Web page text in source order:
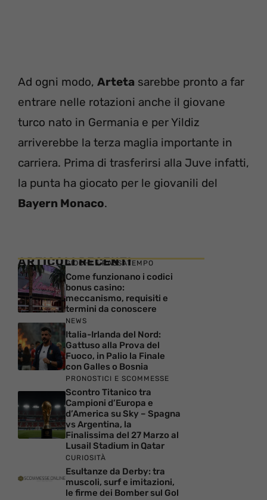
Ad ogni modo, Arteta sarebbe pronto a far
entrare nelle rotazioni anche il giovane
turco nato in Germania e per Yildiz
arriverebbe la terza maglia importante in
carriera. Prima di trasferirsi alla Juve infatti,
la punta ha giocato per le giovanili del
Bayern Monaco.
ARTICOLI RECENTI
GIOCHI E PASSATEMPO
Come funzionano i codici
bonus casino:
meccanismo, requisiti e
termini da conoscere
NEWS
Italia-Irlanda del Nord:
Gattuso alla Prova del
Fuoco, in Palio la Finale
con Galles o Bosnia
PRONOSTICI E SCOMMESSE
Scontro Titanico tra
Campioni d’Europa e
d’America su Sky – Spagna
vs Argentina, la
Finalissima del 27 Marzo al
Lusail Stadium in Qatar
CURIOSITÀ
Esultanze da Derby: tra
muscoli, surf e imitazioni,
le firme dei Bomber sul Gol